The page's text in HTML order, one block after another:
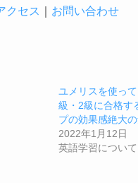
クセス お問い合わせ
ユメリスを使っ
級・2級に合格す
プの効果感絶大
2022年1月12日
英語学習について